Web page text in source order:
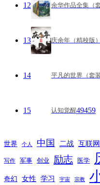
12 余华作品全集（
13 庆余年（精校版）
14 平凡的世界（套
15 认知觉醒49459
世界 个人 中国 二战 互联网
写作 军事 创业 励志 医学
奇幻 女性 学习 宇宙 宗教